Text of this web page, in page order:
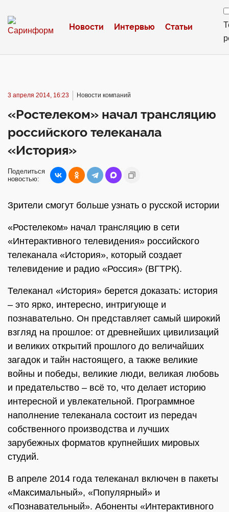
Новости Интервью Статьи
3 апреля 2014, 16:23 Новости компаний
«Ростелеком» начал трансляцию
российского телеканала
«История»
Поделиться
новостью:
Зрители смогут больше узнать о русской истории
«Ростелеком» начал трансляцию в сети
«Интерактивного телевидения» российского
телеканала «История», который создает
телевидение и радио «Россия» (ВГТРК).
Телеканал «История» берется доказать: история
– это ярко, интересно, интригующе и
познавательно. Он представляет самый широкий
взгляд на прошлое: от древнейших цивилизаций
и великих открытий прошлого до величайших
загадок и тайн настоящего, а также великие
войны и победы, великие люди, великая любовь
и предательство – всё то, что делает историю
интересной и увлекательной. Программное
наполнение телеканала состоит из передач
собственного производства и лучших
зарубежных форматов крупнейших мировых
студий.
В апреле 2014 года телеканал включен в пакеты
«Максимальный», «Популярный» и
«Познавательный». Абоненты «Интерактивного